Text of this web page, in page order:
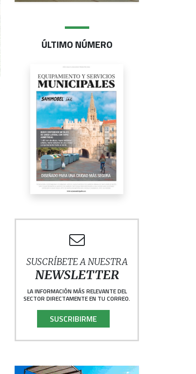
ÚLTIMO NÚMERO
SUSCRÍBETE A NUESTRA
NEWSLETTER
LA INFORMACIÓN MÁS RELEVANTE DEL
SECTOR DIRECTAMENTE EN TU CORREO.
SUSCRIBIRME